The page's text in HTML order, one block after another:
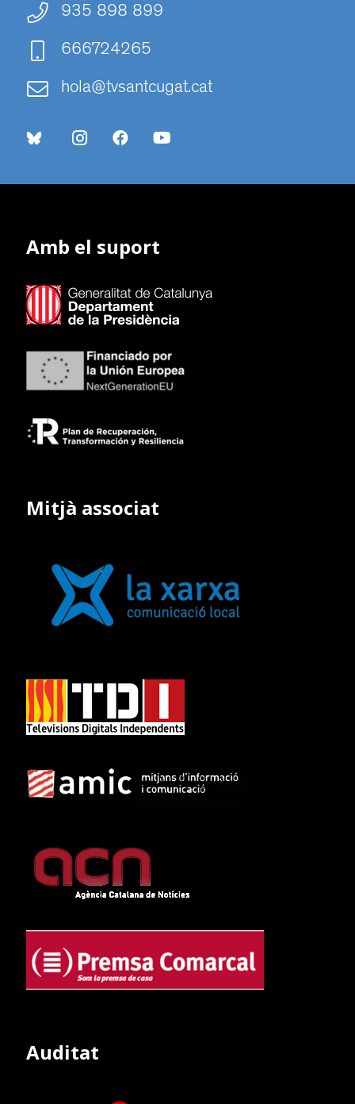
935 898 899
666724265
hola@tvsantcugat.cat
Amb el suport
Mitjà associat
Auditat